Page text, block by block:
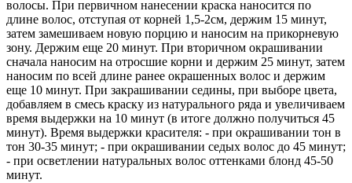
волосы. При первичном нанесении краска наносится по
длине волос, отступая от корней 1,5-2см, держим 15 минут,
затем замешиваем новую порцию и наносим на прикорневую
зону. Держим еще 20 минут. При вторичном окрашивании
сначала наносим на отросшие корни и держим 25 минут, затем
наносим по всей длине ранее окрашенных волос и держим
еще 10 минут. При закрашивании седины, при выборе цвета,
добавляем в смесь краску из натурального ряда и увеличиваем
время выдержки на 10 минут (в итоге должно получиться 45
минут). Время выдержки красителя: - при окрашивании тон в
тон 30-35 минут; - при окрашивании седых волос до 45 минут;
- при осветлении натуральных волос оттенками блонд 45-50
минут.